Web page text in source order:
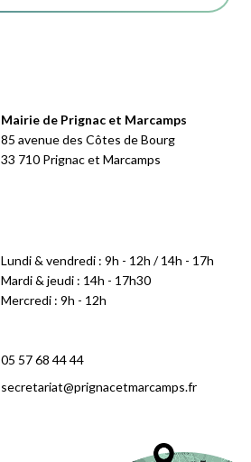
Mairie de Prignac et Marcamps
85 avenue des Côtes de Bourg
33 710 Prignac et Marcamps
Lundi & vendredi : 9h - 12h / 14h - 17h
Mardi & jeudi : 14h - 17h30
Mercredi : 9h - 12h
05 57 68 44 44
secretariat@prignacetmarcamps.fr